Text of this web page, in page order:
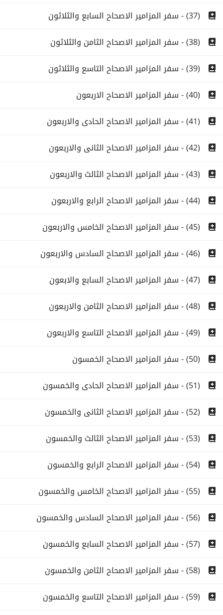
(37) - سفر المزامير الاصحاح السابع والثلاثون
(38) - سفر المزامير الاصحاح الثامن والثلاثون
(39) - سفر المزامير الاصحاح التاسع والثلاثون
(40) - سفر المزامير الاصحاح الاربعون
(41) - سفر المزامير الاصحاح الحادى والاربعون
(42) - سفر المزامير الاصحاح الثانى والاربعون
(43) - سفر المزامير الاصحاح الثالث والاربعون
(44) - سفر المزامير الاصحاح الرابع والاربعون
(45) - سفر المزامير الاصحاح الخامس والاربعون
(46) - سفر المزامير الاصحاح السادس والاربعون
(47) - سفر المزامير الاصحاح السابع والابعون
(48) - سفر المزامير الاصحاح الثامن والاربعون
(49) - سفر المزامير الاصحاح التاسع والاربعون
(50) - سفر المزامير الاصحاح الخمسون
(51) - سفر المزامير الاصحاح الحادى والخمسون
(52) - سفر المزامير الاصحاح الثانى والخمسون
(53) - سفر المزامير الاصحاح الثالث والخمسون
(54) - سفر المزامير الاصحاح الرابع والخمسون
(55) - سفر المزامير الاصحاح الخامس والخمسون
(56) - سفر المزامير الاصحاح السادس والخمسون
(57) - سفر المزامير الاصحاح السابع والخمسون
(58) - سفر المزامير الاصحاح الثامن والخمسون
(59) - سفر المزامير الاصحاح التاسع والخمسون